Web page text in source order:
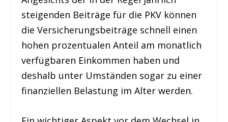
steigenden Beiträge für die PKV können
die Versicherungsbeiträge schnell einen
hohen prozentualen Anteil am monatlich
verfügbaren Einkommen haben und
deshalb unter Umständen sogar zu einer
finanziellen Belastung im Alter werden.